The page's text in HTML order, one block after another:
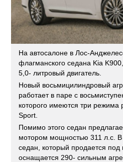
На автосалоне в Лос-
флагманского седана Kia
5,0- литровый двигатель.
Новый восьмицилиндровый
работает в паре с
которого имеются три режима
Sport.
Помимо этого седан
мотором мощностью 311 л.с. В
седан, который продается
оснащается 290- сильным